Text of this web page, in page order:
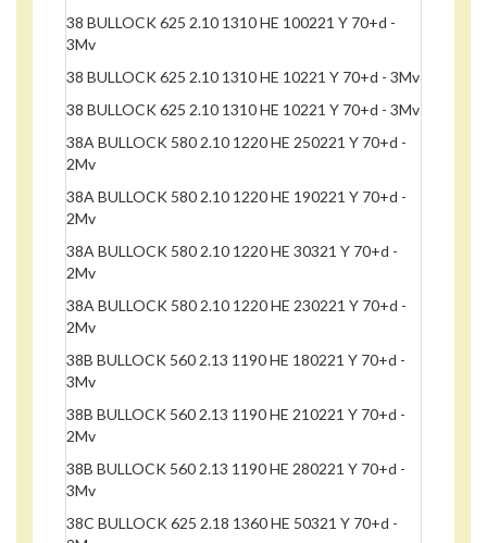
38 BULLOCK 625 2.10 1310 HE 100221 Y 70+d -
3Mv
38 BULLOCK 625 2.10 1310 HE 10221 Y 70+d - 3Mv
38 BULLOCK 625 2.10 1310 HE 10221 Y 70+d - 3Mv
38A BULLOCK 580 2.10 1220 HE 250221 Y 70+d -
2Mv
38A BULLOCK 580 2.10 1220 HE 190221 Y 70+d -
2Mv
38A BULLOCK 580 2.10 1220 HE 30321 Y 70+d -
2Mv
38A BULLOCK 580 2.10 1220 HE 230221 Y 70+d -
2Mv
38B BULLOCK 560 2.13 1190 HE 180221 Y 70+d -
3Mv
38B BULLOCK 560 2.13 1190 HE 210221 Y 70+d -
2Mv
38B BULLOCK 560 2.13 1190 HE 280221 Y 70+d -
3Mv
38C BULLOCK 625 2.18 1360 HE 50321 Y 70+d -